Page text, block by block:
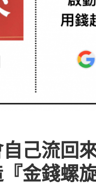
己流回
金錢螺